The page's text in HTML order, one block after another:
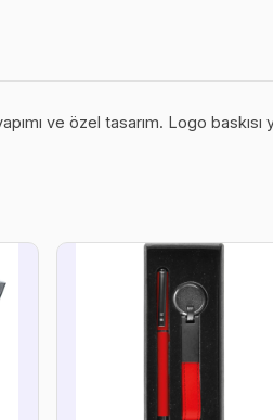
ve özel tasarım. Logo baskısı